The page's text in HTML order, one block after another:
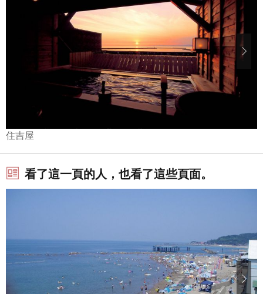
住吉屋
看了這一頁的人，也看了這些頁面。